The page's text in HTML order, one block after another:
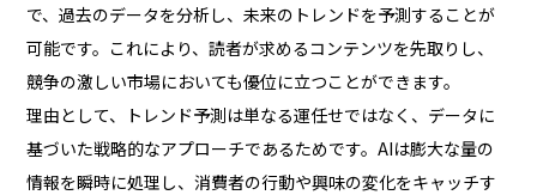
で、過去のデータを分析し、未来のトレンドを予測することが
可能です。これにより、読者が求めるコンテンツを先取りし、
競争の激しい市場においても優位に立つことができます。
理由として、トレンド予測は単なる運任せではなく、データに
基づいた戦略的なアプローチであるためです。AIは膨大な量の
情報を瞬時に処理し、消費者の行動や興味の変化をキャッチす